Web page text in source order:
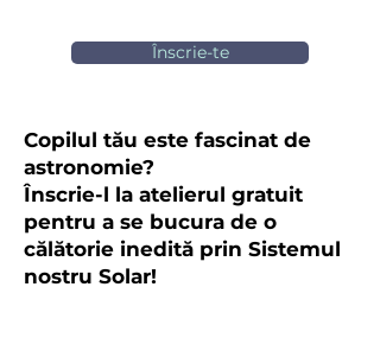
Înscrie-te
Copilul tău este fascinat de
astronomie?
Înscrie-l la atelierul gratuit
pentru a se bucura de o
călătorie inedită prin Sistemul
nostru Solar!